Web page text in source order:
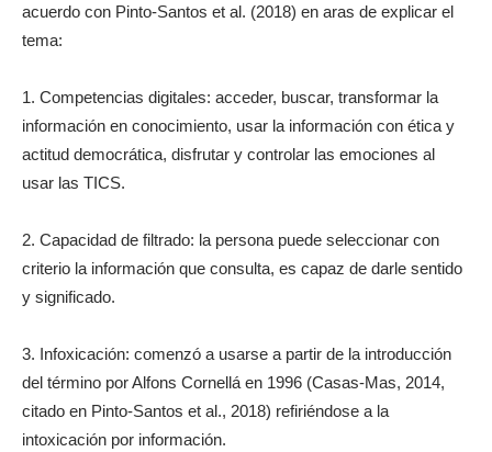
acuerdo con Pinto-Santos et al. (2018) en aras de explicar el
tema:
1. Competencias digitales: acceder, buscar, transformar la
información en conocimiento, usar la información con ética y
actitud democrática, disfrutar y controlar las emociones al
usar las TICS.
2. Capacidad de filtrado: la persona puede seleccionar con
criterio la información que consulta, es capaz de darle sentido
y significado.
3. Infoxicación: comenzó a usarse a partir de la introducción
del término por Alfons Cornellá en 1996 (Casas-Mas, 2014,
citado en Pinto-Santos et al., 2018) refiriéndose a la
intoxicación por información.